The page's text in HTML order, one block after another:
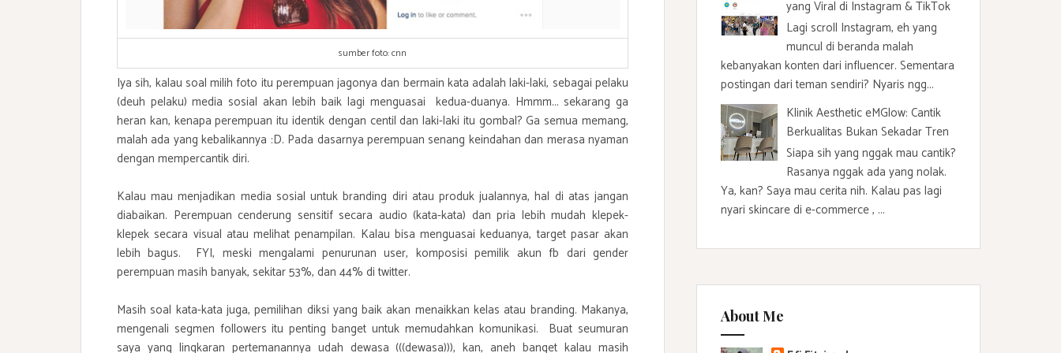
sumber foto: cnn
Iya sih, kalau soal milih foto itu perempuan jagonya dan bermain kata adalah laki-laki, sebagai pelaku
(deuh pelaku) media sosial akan lebih baik lagi menguasai kedua-duanya. Hmmm... sekarang ga
heran kan, kenapa perempuan itu identik dengan centil dan laki-laki itu gombal? Ga semua memang,
malah ada yang kebalikannya :D. Pada dasarnya perempuan senang keindahan dan merasa nyaman
dengan mempercantik diri.
Kalau mau menjadikan media sosial untuk branding diri atau produk jualannya, hal di atas jangan
diabaikan. Perempuan cenderung sensitif secara audio (kata-kata) dan pria lebih mudah klepek-
klepek secara visual atau melihat penampilan. Kalau bisa menguasai keduanya, target pasar akan
lebih bagus. FYI, meski mengalami penurunan user, komposisi pemilik akun fb dari gender
perempuan masih banyak, sekitar 53%, dan 44% di twitter.
Masih soal kata-kata juga, pemilihan diksi yang baik akan menaikkan kelas atau branding. Makanya,
mengenali segmen followers itu penting banget untuk memudahkan komunikasi. Buat seumuran
saya yang lingkaran pertemanannya udah dewasa (((dewasa))), kan, aneh banget kalau masih
yang Viral di Instagram & TikTok
Lagi scroll Instagram, eh yang
muncul di beranda malah
kebanyakan konten dari influencer. Sementara
postingan dari teman sendiri? Nyaris ngg...
Klinik Aesthetic eMGlow: Cantik
Berkualitas Bukan Sekadar Tren
Siapa sih yang nggak mau cantik?
Rasanya nggak ada yang nolak.
Ya, kan? Saya mau cerita nih. Kalau pas lagi
nyari skincare di e-commerce , ...
About Me